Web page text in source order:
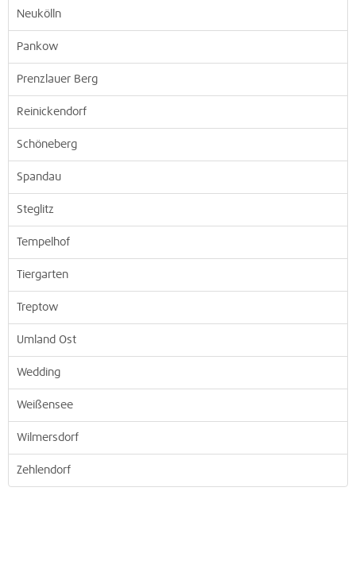
Neukölln
Pankow
Prenzlauer Berg
Reinickendorf
Schöneberg
Spandau
Steglitz
Tempelhof
Tiergarten
Treptow
Umland Ost
Wedding
Weißensee
Wilmersdorf
Zehlendorf